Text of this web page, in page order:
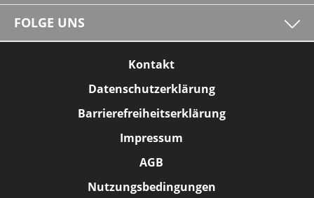
FOLGE UNS
Kontakt
Datenschutzerklärung
Barrierefreiheitserklärung
Impressum
AGB
Nutzungsbedingungen